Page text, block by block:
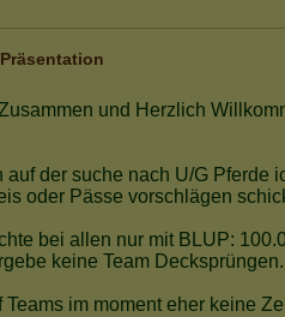
Präsentation